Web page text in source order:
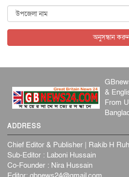
অনুসন্ধান
&
From
ADDRESS
Chief Editor & Publisher | Rakib H
Sub-Editor : Laboni Hussain
Co-Founder : Nira Hussain